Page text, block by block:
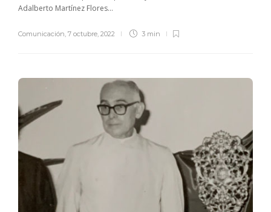
Adalberto Martínez Flores...
Comunicación, 7 octubre, 2022 3 min